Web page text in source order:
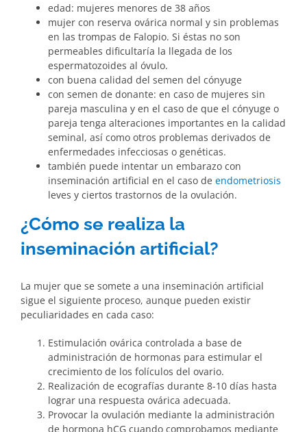
edad: mujeres menores de 38 años
mujer con reserva ovárica normal y sin problemas
en las trompas de Falopio. Si éstas no son
permeables dificultaría la llegada de los
espermatozoides al óvulo.
con buena calidad del semen del cónyuge
con semen de donante: en caso de mujeres sin
pareja masculina y en el caso de que el cónyuge o
pareja tenga alteraciones importantes en la calidad
seminal, así como otros problemas derivados de
enfermedades infecciosas o genéticas.
también puede intentar un embarazo con
inseminación artificial en el caso de endometriosis
leves y ciertos trastornos de la ovulación.
¿Cómo se realiza la
inseminación artificial?
La mujer que se somete a una inseminación artificial
sigue el siguiente proceso, aunque pueden existir
peculiaridades en cada caso:
Estimulación ovárica controlada a base de
administración de hormonas para estimular el
crecimiento de los folículos del ovario.
Realización de ecografías durante 8-10 días hasta
lograr una respuesta ovárica adecuada.
Provocar la ovulación mediante la administración
de hormona hCG cuando comprobamos mediante